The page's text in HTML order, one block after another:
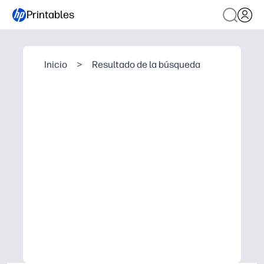
Printables
Inicio > Resultado de la búsqueda